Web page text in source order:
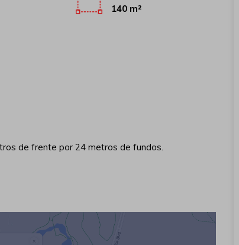
140 m²
de frente por 24 metros de fundos.